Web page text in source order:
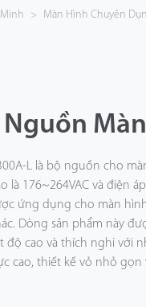
> Màn Hình Chuyên
Nguồn
L là bộ nguồn cho
là 176~264VAC và điện
ứng dụng cho màn
Dòng sản phẩm này
độ cao và thích nghi với
cao, thiết kế vỏ nhỏ